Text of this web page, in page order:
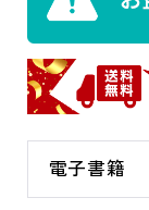
電子書籍